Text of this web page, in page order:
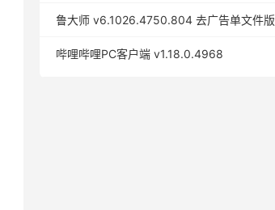
鲁大师 v6.1026.4750.804 去广告单文件版
哔哩哔哩PC客户端 v1.18.0.4968